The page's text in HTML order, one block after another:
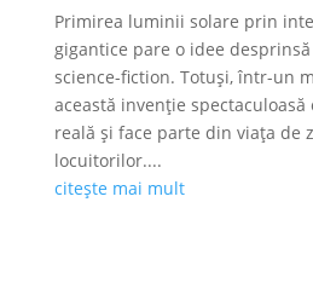
Primirea luminii solare prin
gigantice pare o idee
science-fiction. Totuși, într-un
această invenție spectaculoasă
reală și face parte din viața de
locuitorilor....
citește mai mult